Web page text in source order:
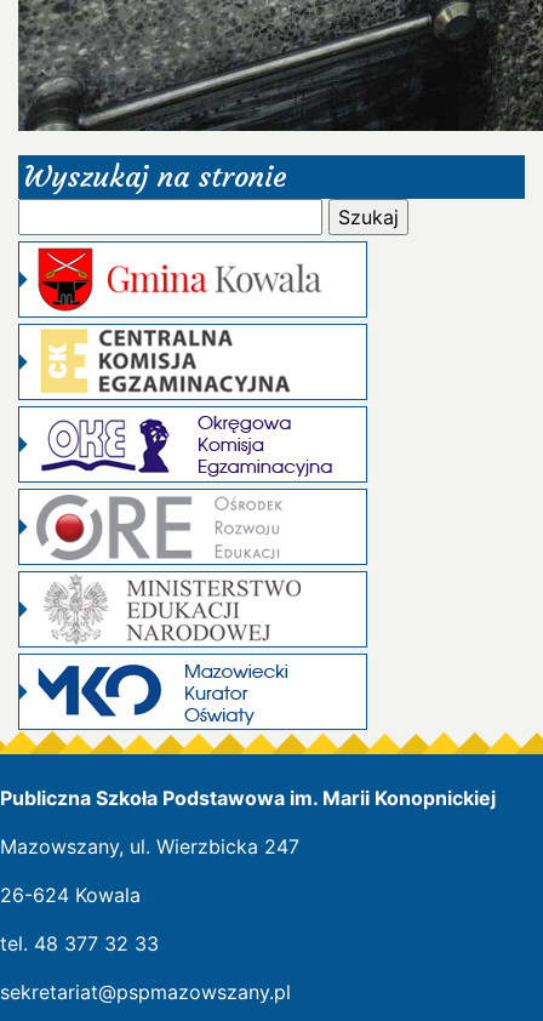
Wyszukaj na stronie
Publiczna Szkoła Podstawowa im. Marii Konopnickiej
Mazowszany, ul. Wierzbicka 247
26-624 Kowala
tel. 48 377 32 33
sekretariat@pspmazowszany.pl